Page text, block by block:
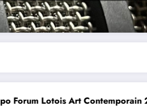
Conte à la Grotte :